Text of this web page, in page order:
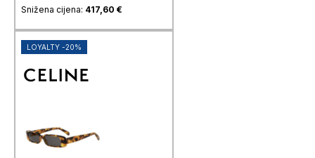
Snižena cijena: 417,60 €
LOYALTY -20%